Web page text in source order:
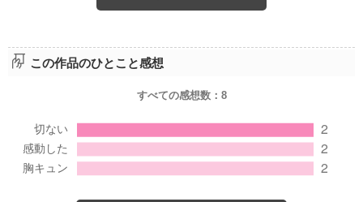
この作品のひとこと感想
すべての感想数： 8